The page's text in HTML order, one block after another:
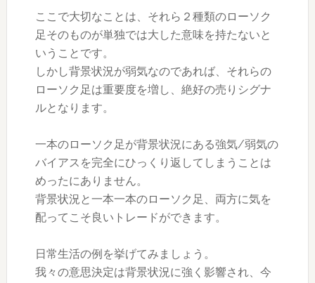
ここで大切なことは、それら２種類のローソク
足そのものが単独では大した意味を持たないと
いうことです。
しかし背景状況が弱気なのであれば、それらの
ローソク足は重要度を増し、絶好の売りシグナ
ルとなります。
一本のローソク足が背景状況にある強気/弱気の
バイアスを完全にひっくり返してしまうことは
めったにありません。
背景状況と一本一本のローソク足、両方に気を
配ってこそ良いトレードができます。
日常生活の例を挙げてみましょう。
我々の意思決定は背景状況に強く影響され、今